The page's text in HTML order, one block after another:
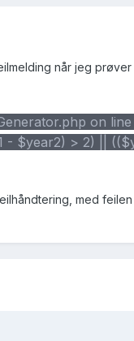
når jeg
on line
> 2) ||
med